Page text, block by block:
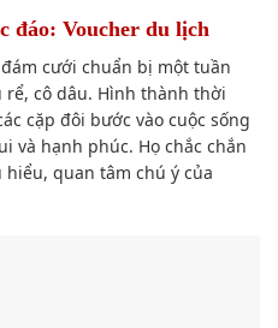
đáo: Voucher du lịch
cưới chuẩn bị một tuần
rể, cô dâu. Hình thành thời
cặp đôi bước vào cuộc sống
và hạnh phúc. Họ chắc chắn
hiểu, quan tâm chú ý của